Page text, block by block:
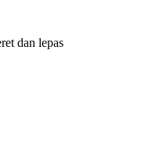
dan lepas